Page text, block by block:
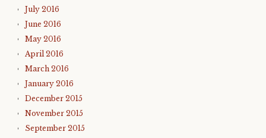
July 2016
June 2016
May 2016
April 2016
March 2016
January 2016
December 2015
November 2015
September 2015